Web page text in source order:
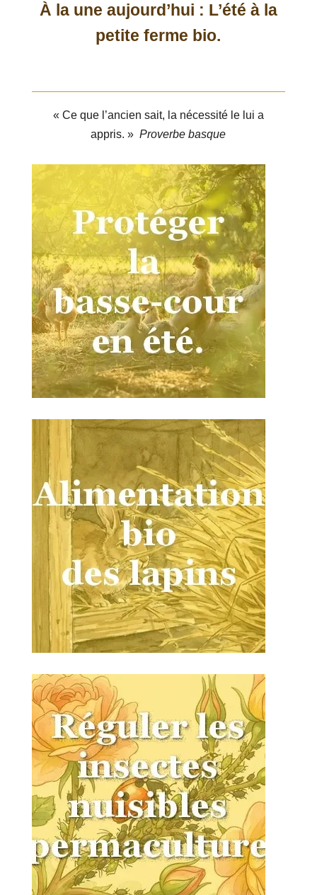
À la une aujourd’hui : L’été à la
petite ferme bio.
« Ce que l’ancien sait, la nécessité le lui a
appris. »Proverbe basque